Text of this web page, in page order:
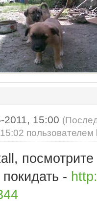
2011, 15:00
пользователем
-